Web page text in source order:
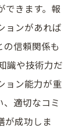
できます。報
ョンがあれば
信頼関係も
識や技術力だ
ョン能力が重
適切なコミ
が成功しま